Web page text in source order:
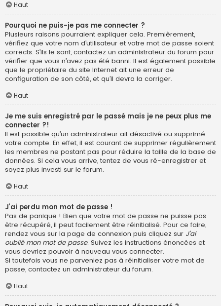
Haut
Pourquoi ne puis-je pas me connecter ?
Plusieurs raisons pourraient expliquer cela. Premièrement,
vérifiez que votre nom d’utilisateur et votre mot de passe soient
corrects. S’ils le sont, contactez un administrateur du forum pour
vérifier que vous n’avez pas été banni. Il est également possible
que le propriétaire du site Internet ait une erreur de
configuration de son côté, et qu’il devra la corriger.
Haut
Je me suis enregistré par le passé mais je ne peux plus me
connecter ?!
Il est possible qu’un administrateur ait désactivé ou supprimé
votre compte. En effet, il est courant de supprimer régulièrement
les membres ne postant pas pour réduire la taille de la base de
données. Si cela vous arrive, tentez de vous ré-enregistrer et
soyez plus investi sur le forum.
Haut
J’ai perdu mon mot de passe !
Pas de panique ! Bien que votre mot de passe ne puisse pas
être récupéré, il peut facilement être réinitialisé. Pour ce faire,
rendez vous sur la page de connexion puis cliquez sur J’ai
oublié mon mot de passe. Suivez les instructions énoncées et
vous devriez pouvoir à nouveau vous connecter.
Si toutefois vous ne parveniez pas à réinitialiser votre mot de
passe, contactez un administrateur du forum.
Haut